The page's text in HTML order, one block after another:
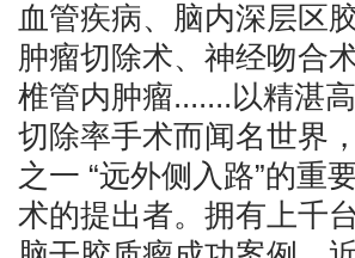
血管疾病、脑内深层区
肿瘤切除术、神经吻合
椎管内肿瘤.......以精湛
切除率手术而闻名世界
之一 “远外侧入路”的重
术的提出者。拥有上千